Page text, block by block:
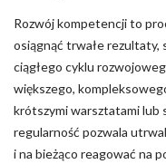
Rozwój kompetencji to
osiągnąć trwałe rezultaty,
ciągłego cyklu
większego,
krótszymi warsztatami lub
regularność pozwala
i na bieżąco reagować na